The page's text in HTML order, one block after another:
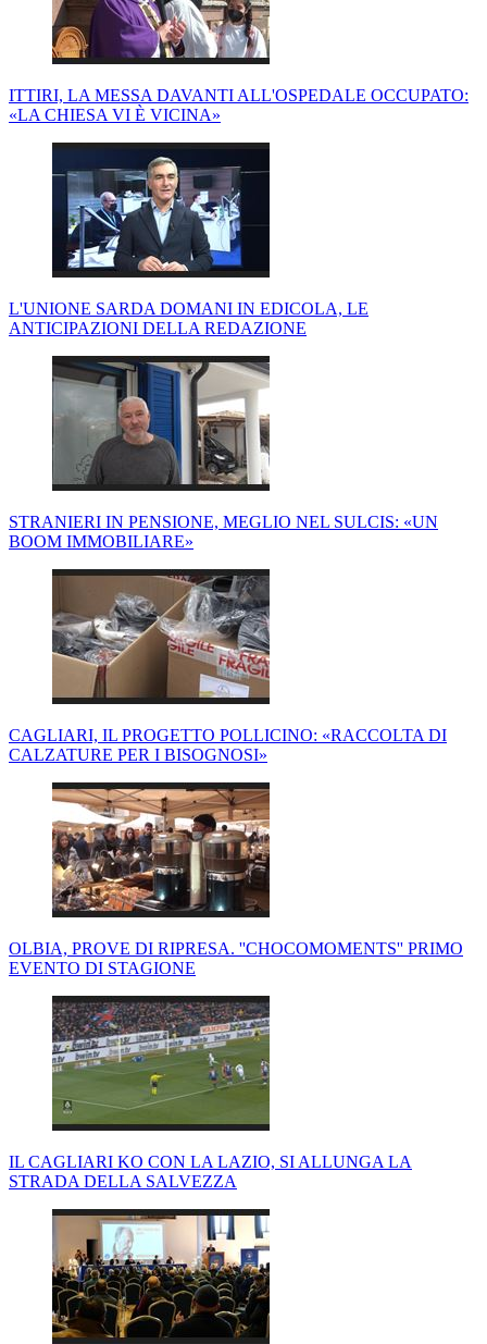
ITTIRI, LA MESSA DAVANTI ALL'OSPEDALE OCCUPATO:
«LA CHIESA VI È VICINA»
L'UNIONE SARDA DOMANI IN EDICOLA, LE
ANTICIPAZIONI DELLA REDAZIONE
STRANIERI IN PENSIONE, MEGLIO NEL SULCIS: «UN
BOOM IMMOBILIARE»
CAGLIARI, IL PROGETTO POLLICINO: «RACCOLTA DI
CALZATURE PER I BISOGNOSI»
OLBIA, PROVE DI RIPRESA. ''CHOCOMOMENTS'' PRIMO
EVENTO DI STAGIONE
IL CAGLIARI KO CON LA LAZIO, SI ALLUNGA LA
STRADA DELLA SALVEZZA